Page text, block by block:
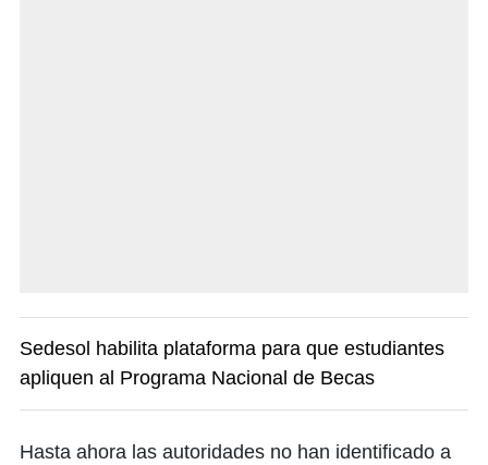
Sedesol habilita plataforma para que estudiantes
apliquen al Programa Nacional de Becas
Hasta ahora las autoridades no han identificado a